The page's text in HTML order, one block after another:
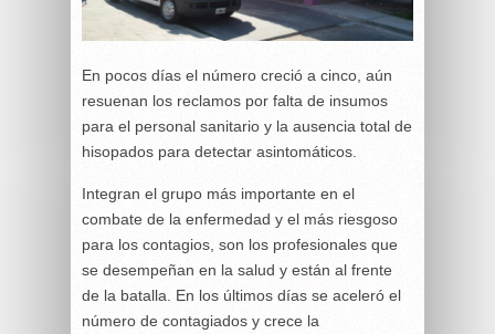
En pocos días el número creció a cinco, aún
resuenan los reclamos por falta de insumos
para el personal sanitario y la ausencia total de
hisopados para detectar asintomáticos.
Integran el grupo más importante en el
combate de la enfermedad y el más riesgoso
para los contagios, son los profesionales que
se desempeñan en la salud y están al frente
de la batalla. En los últimos días se aceleró el
número de contagiados y crece la